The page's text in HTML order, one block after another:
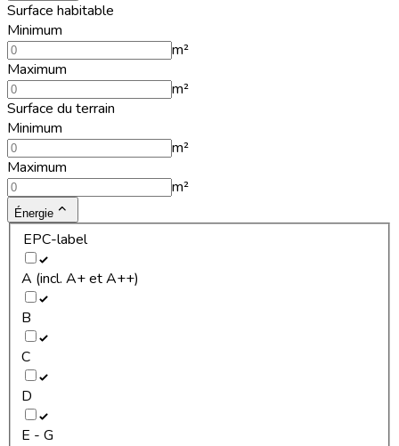
Surface habitable
Minimum
m²
Maximum
m²
Surface du terrain
Minimum
m²
Maximum
m²
Énergie
EPC-label
A (incl. A+ et A++)
B
C
D
E - G